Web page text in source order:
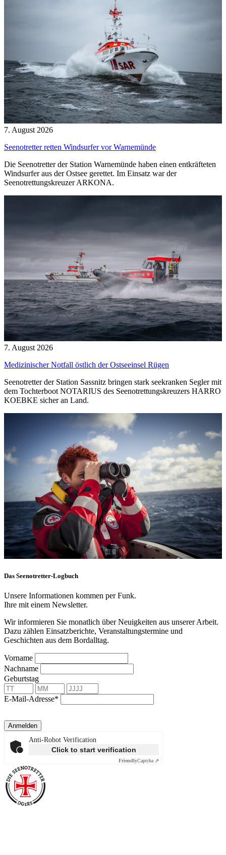
7. August 2026
Seenotretter retten Windsurfer vor Warnemünde
Die Seenotretter der Station Warnemünde haben einen entkräfteten
Windsurfer aus der Ostsee gerettet. Im Einsatz war der
Seenotrettungskreuzer ARKONA.
7. August 2026
Medizinischer Notfall östlich der Ostseeinsel Rügen
Seenotretter der Station Sassnitz bringen stark seekranken Segler mit
dem Tochterboot NOTARIUS des Seenotrettungskreuzers HARRO
KOEBKE sicher an Land.
Das Seenotretter-Logbuch
Unsere Informationen kommen per Funk.
Ihre mit einem Newsletter.
Wir informieren Sie monatlich über Neuigkeiten aus unserer Arbeit.
Dazu zählen Einsatzberichte, Veranstaltungstermine und
Geschichten aus dem Bordalltag.
Vorname
Nachname
Geburtstag
E-Mail-Adresse*
Anmelden
Anti-Robot Verification
Click to start verification
FriendlyCaptcha ⇗